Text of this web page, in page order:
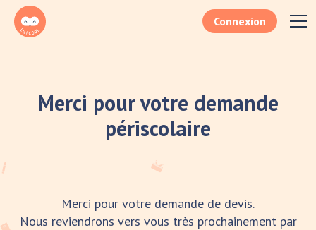
Connexion
Merci pour votre demande
périscolaire
Merci pour votre demande de devis.
Nous reviendrons vers vous très prochainement par